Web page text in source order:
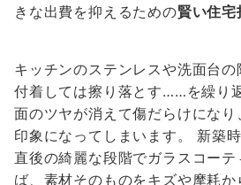
きな出費を抑えるための賢い住宅
キッチンのステンレスや洗面台
付着しては擦り落とす……を繰り
面のツヤが消えて傷だらけになり
印象になってしまいます。 新築
直後の綺麗な段階でガラスコー
ば、素材そのものをキズや摩耗